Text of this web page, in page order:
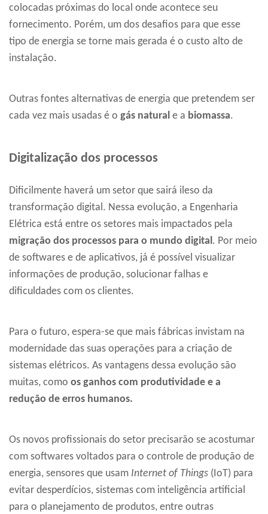
colocadas próximas do local onde acontece seu
fornecimento. Porém, um dos desafios para que esse
tipo de energia se torne mais gerada é o custo alto de
instalação.
Outras fontes alternativas de energia que pretendem ser
cada vez mais usadas é o gás natural e a biomassa.
Digitalização dos processos
Dificilmente haverá um setor que sairá ileso da
transformação digital. Nessa evolução, a Engenharia
Elétrica está entre os setores mais impactados pela
migração dos processos para o mundo digital. Por meio
de softwares e de aplicativos, já é possível visualizar
informações de produção, solucionar falhas e
dificuldades com os clientes.
Para o futuro, espera-se que mais fábricas invistam na
modernidade das suas operações para a criação de
sistemas elétricos. As vantagens dessa evolução são
muitas, como os ganhos com produtividade e a
redução de erros humanos.
Os novos profissionais do setor precisarão se acostumar
com softwares voltados para o controle de produção de
energia, sensores que usam Internet of Things (IoT) para
evitar desperdícios, sistemas com inteligência artificial
para o planejamento de produtos, entre outras